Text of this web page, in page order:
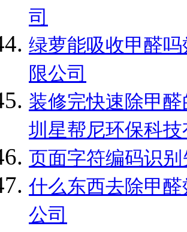
司
绿萝能吸收甲醛
限公司
装修完快速除甲
圳星帮尼环保科技
页面字符编码识别
什么东西去除甲
公司